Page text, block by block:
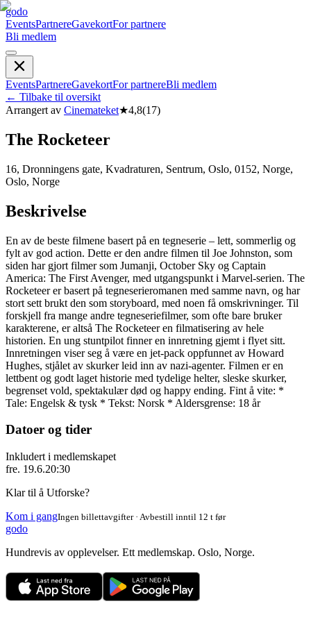
godo
EventsPartnereGavekortFor partnere
Bli medlem
EventsPartnereGavekortFor partnereBli medlem
← Tilbake til oversikt
Arrangert av Cinemateket★4,8(17)
The Rocketeer
16, Dronningens gate, Kvadraturen, Sentrum, Oslo, 0152, Norge,
Oslo, Norge
Beskrivelse
En av de beste filmene basert på en tegneserie – lett, sommerlig og
fylt av god action. Dette er den andre filmen til Joe Johnston, som
siden har gjort filmer som Jumanji, October Sky og Captain
America: The First Avenger, med utgangspunkt i Marvel-serien. The
Rocketeer er basert på tegneserieromanen med samme navn, og har
stort sett brukt den som storyboard, med noen få omskrivninger. Til
forskjell fra mange andre tegneseriefilmer, som ofte bare bruker
karakterene, er altså The Rocketeer en filmatisering av hele
historien. En ung stuntpilot finner en innretning gjemt i flyet sitt.
Innretningen viser seg å være en jet-pack oppfunnet av Howard
Hughes, stjålet av skurker leid inn av nazi-agenter. Filmen er en
lettbent og godt laget historie med tydelige helter, sleske skurker,
begrenset vold, spektakulær død og happy ending. Fint å vite: *
Tale: Engelsk & tysk * Tekst: Norsk * Aldersgrense: 18 år
Datoer og tider
Inkludert i medlemskapet
fre. 19.6.20:30
Klar til å Utforske?
Kom i gangIngen billettavgifter · Avbestill inntil 12 t før
godo
Hundrevis av opplevelser. Ett medlemskap. Oslo, Norge.